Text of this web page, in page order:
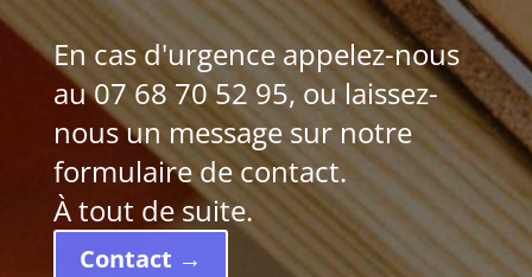
En cas d'urgence appelez-nous
au 07 68 70 52 95, ou laissez-
nous un message sur notre
formulaire de contact.
À tout de suite.
Contact →